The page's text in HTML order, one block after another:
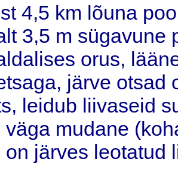
4,5 km lõuna
3,5 m sügavune
orus,
järve otsad
leidub liivaseid
väga mudane
on järves leotatud